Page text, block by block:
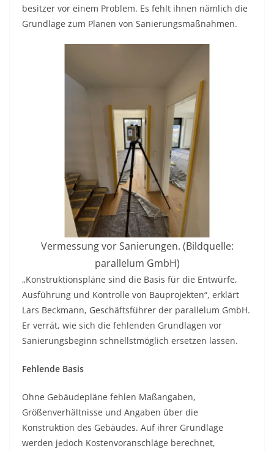
besitzer vor einem Problem. Es fehlt ihnen nämlich die
Grundlage zum Planen von Sanierungsmaßnahmen.
Vermessung vor Sanierungen. (Bildquelle:
parallelum GmbH)
„Konstruktionspläne sind die Basis für die Entwürfe,
Ausführung und Kontrolle von Bauprojekten“, erklärt
Lars Beckmann, Geschäftsführer der parallelum GmbH.
Er verrät, wie sich die fehlenden Grundlagen vor
Sanierungsbeginn schnellstmöglich ersetzen lassen.
Fehlende Basis
Ohne Gebäudepläne fehlen Maßangaben,
Größenverhältnisse und Angaben über die
Konstruktion des Gebäudes. Auf ihrer Grundlage
werden jedoch Kostenvoranschläge berechnet,